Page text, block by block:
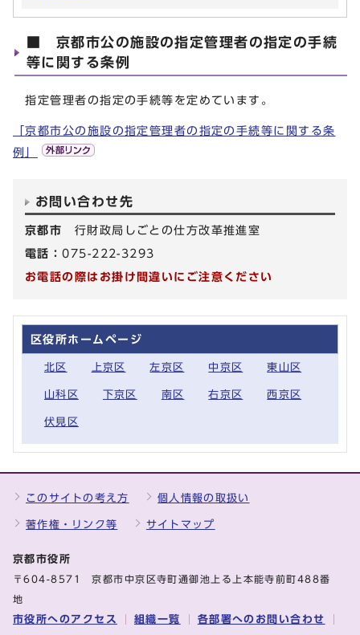
■ 京都市公の施設の指定管理者の指定の手続
等に関する条例
指定管理者の指定の手続等を定めています。
「京都市公の施設の指定管理者の指定の手続等に関する条
例」
お問い合わせ先
京都市 行財政局しごとの仕方改革推進室
電話：075-222-3293
お電話の際はお掛け間違いにご注意ください
区役所ホームページ
北区 上京区 左京区 中京区 東山区
山科区 下京区 南区 右京区 西京区
伏見区
このサイトの考え方 個人情報の取扱い
著作権・リンク等 サイトマップ
京都市役所
〒604-8571 京都市中京区寺町通御池上る上本能寺前町488番
地
市役所へのアクセス 組織一覧 各部署へのお問い合わせ